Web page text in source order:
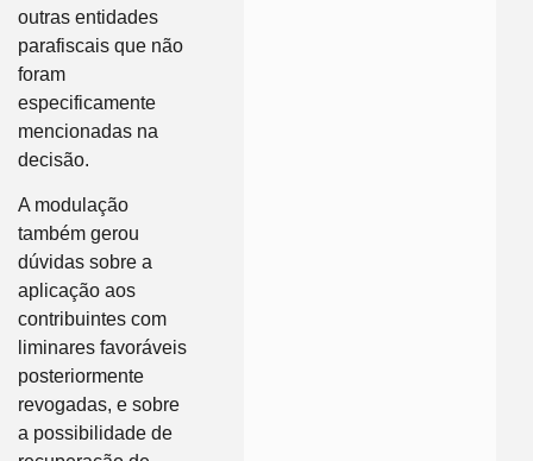
outras entidades
parafiscais que não
foram
especificamente
mencionadas na
decisão.
A modulação
também gerou
dúvidas sobre a
aplicação aos
contribuintes com
liminares favoráveis
posteriormente
revogadas, e sobre
a possibilidade de